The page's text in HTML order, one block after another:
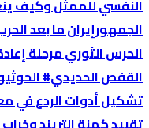
النفسي للممثل وكيف
الجمهورإيران ما بعد
الحرس الثوري مرحلة
القفص الحديدي#
تشكيل أدوات الردع في